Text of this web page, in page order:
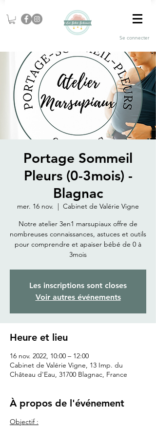
Se connecter
Portage Sommeil
Pleurs (0-3mois) -
Blagnac
mer. 16 nov.
  |
Cabinet de Valérie Vigne
Notre atelier 3en1 marsupiaux offre de
nombreuses connaissances, astuces et outils
pour comprendre et apaiser bébé de 0 à
3mois
Les inscriptions sont closes
Voir autres événements
Heure et lieu
16 nov. 2022, 10:00 – 12:00
Cabinet de Valérie Vigne, 13 Imp. du
Château d'Eau, 31700 Blagnac, France
À propos de l'événement
Objectif :